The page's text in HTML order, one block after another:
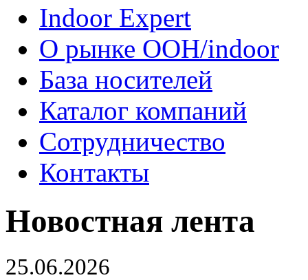
Indoor Expert
О рынке OOH/indoor
База носителей
Каталог компаний
Сотрудничество
Контакты
Новостная лента
25.06.2026